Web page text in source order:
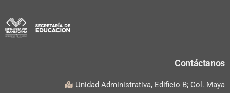
Contáctanos
Unidad Administrativa, Edificio B; Col. Maya